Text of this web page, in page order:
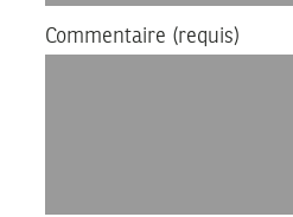
Commentaire (requis)